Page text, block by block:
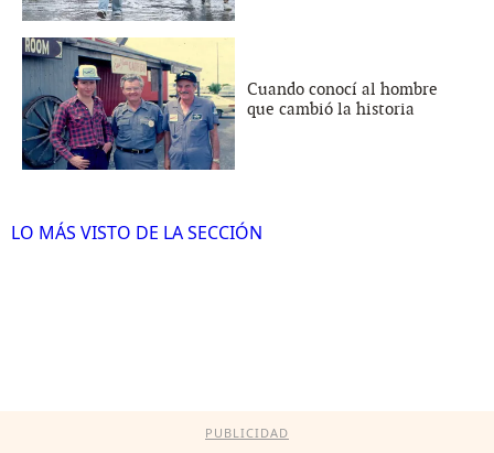
Cuando conocí al hombre
que cambió la historia
LO MÁS VISTO DE LA SECCIÓN
PUBLICIDAD